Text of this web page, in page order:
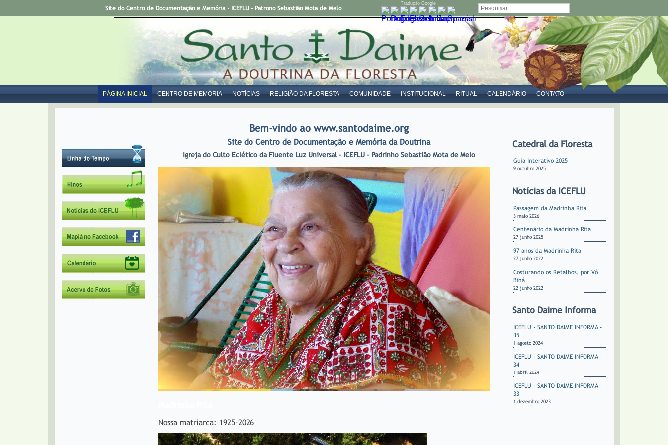
PÁGINA INICIAL CENTRO DE MEMÓRIA NOTÍCIAS RELIGIÃO DA FLORESTA COMUNIDADE INSTITUCIONAL RITUAL CALENDÁRIO CONTATO
Site do Centro de Documentação e Memória - ICEFLU - Patrono Sebastião Mota de Melo Pesquisar
Tradução Google
Bem-vindo ao www.santodaime.org
Site do Centro de Documentação e Memória da Doutrina
Igreja do Culto Eclético da Fluente Luz Universal - ICEFLU - Padrinho Sebastião Mota de Melo
Nossa matriarca: 1925-2026
Catedral da Floresta
Guia Interativo 2025
9 outubro 2025
Notícias da ICEFLU
Passagem da Madrinha Rita
3 maio 2026
Centenário da Madrinha Rita
27 junho 2025
97 anos da Madrinha Rita
27 junho 2022
Costurando os Retalhos, por Vó
Biná
22 junho 2022
Santo Daime Informa
ICEFLU - SANTO DAIME INFORMA -
35
1 agosto 2024
ICEFLU - SANTO DAIME INFORMA -
34
1 abril 2024
ICEFLU - SANTO DAIME INFORMA -
33
1 dezembro 2023